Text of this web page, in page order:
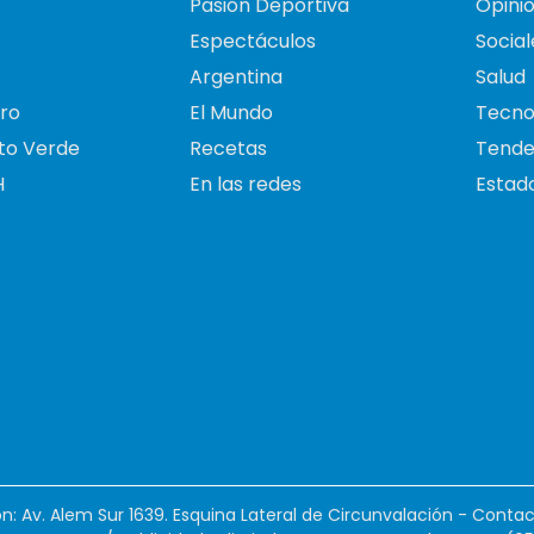
Verde
Pasión Deportiva
Espectáculos
Argentina
El Mundo
Recetas
En las redes
Salud
Av. Alem Sur 1639. Esquina Lateral de Circunvalación -